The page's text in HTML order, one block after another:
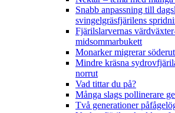
Snabb anpassning till
svingelgräsfjärilens
Fjärilslarvernas
midsommarbukett
Monarker migrerar
Mindre kräsna
norrut
Vad tittar du på?
Många slags pollinerare
Två generationer